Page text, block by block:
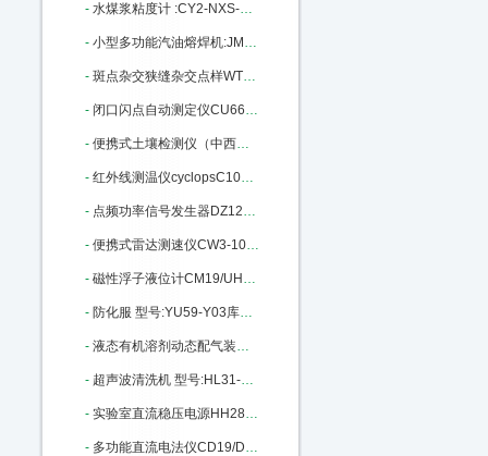
- 水煤浆粘度计 :CY2-NXS-4C库号：M385948
- 小型多功能汽油熔焊机:JM26/HD：M391397
- 斑点杂交狭缝杂交点样WT32-SB-10：M405201
- 闭口闪点自动测定仪CU66-RJ261A ：M19838
- 便携式土壤检测仪（中西器材） 型号:M20207库号：M20207
- 红外线测温仪cyclopsC100L-LAND：M141922
- 点频功率信号发生器DZ12-ZN1180L M183917
- 便携式雷达测速仪CW3-101911库号：M296191
- 磁性浮子液位计CM19/UHZ68-CF04：M402690
- 防化服 型号:YU59-Y03库号：M404106
- 液态有机溶剂动态配气装置 MF-3D：M405664
- 超声波清洗机 型号:HL31-25T库号：M405665
- 实验室直流稳压电源HH28-HY3003D-3 M140915
- 多功能直流电法仪CD19/DZD-6A库号：M201850